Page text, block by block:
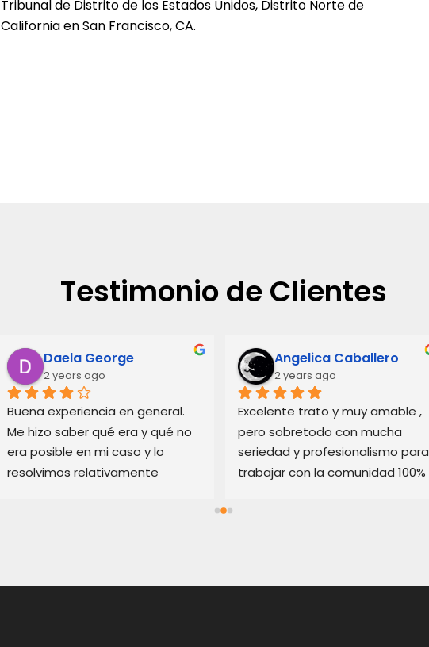
Tribunal de Distrito de los Estados Unidos, Distrito Norte de
California en San Francisco, CA.
Testimonio de Clientes
Daela George
2 years ago
Buena experiencia en general.
Me hizo saber qué era y qué no
era posible en mi caso y lo
resolvimos relativamente
Angelica Caballero
2 years ago
Excelente trato y muy amable ,
pero sobretodo con mucha
seriedad y profesionalismo para
trabajar con la comunidad 100%